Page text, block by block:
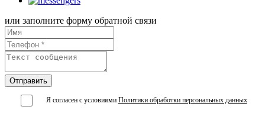
или заполните форму обратной связи
Я согласен с условиями Политики обработки персональных данных